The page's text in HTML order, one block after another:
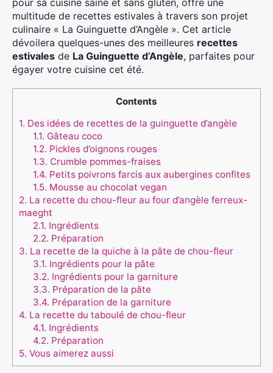
pour sa cuisine saine et sans gluten, offre une
multitude de recettes estivales à travers son projet
culinaire « La Guinguette d’Angèle ». Cet article
dévoilera quelques-unes des meilleures recettes
estivales de La Guinguette d’Angèle, parfaites pour
égayer votre cuisine cet été.
Contents
1. Des idées de recettes de la guinguette d’angèle
1.1. Gâteau coco
1.2. Pickles d’oignons rouges
1.3. Crumble pommes-fraises
1.4. Petits poivrons farcis aux aubergines confites
1.5. Mousse au chocolat vegan
2. La recette du chou-fleur au four d’angèle ferreux-
maeght
2.1. Ingrédients
2.2. Préparation
3. La recette de la quiche à la pâte de chou-fleur
3.1. Ingrédients pour la pâte
3.2. Ingrédients pour la garniture
3.3. Préparation de la pâte
3.4. Préparation de la garniture
4. La recette du taboulé de chou-fleur
4.1. Ingrédients
4.2. Préparation
5. Vous aimerez aussi